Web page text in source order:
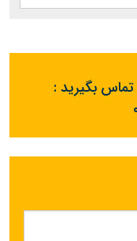
تماس بگیرید :